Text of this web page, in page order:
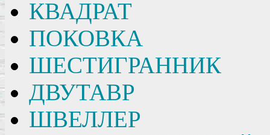
КВАДРАТ
ПОКОВКА
ШЕСТИГРАННИК
ДВУТАВР
ШВЕЛЛЕР